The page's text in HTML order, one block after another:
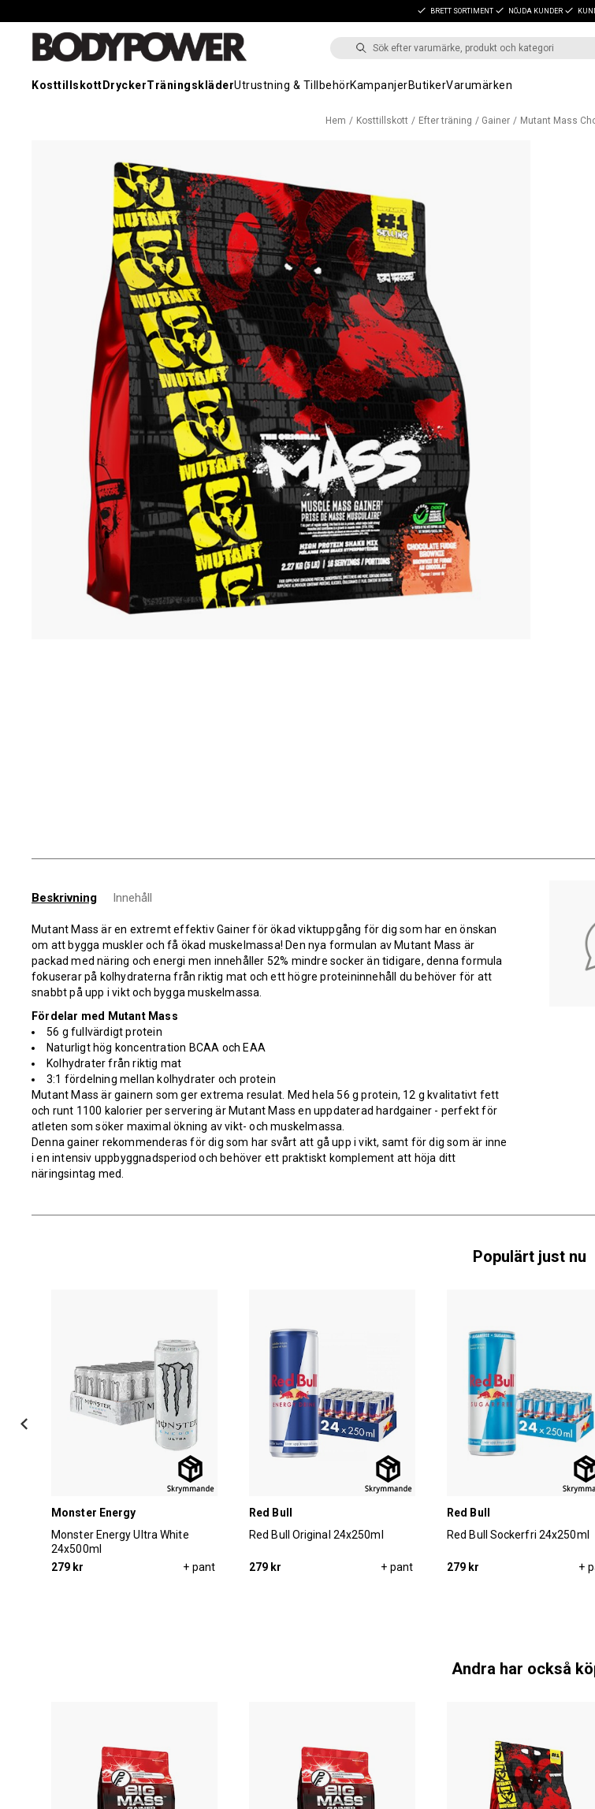
BRETT SORTIMENT NÖJDA KUNDER
KosttillskottDryckerTräningskläderUtrustning & TillbehörKampanjerButikerVarumärken
Hem Kosttillskott Efter träning Gainer Mutant Mass
Beskrivning Innehåll
Mutant Mass är en extremt effektiv Gainer för ökad viktuppgång för dig som har en önskan
om att bygga muskler och få ökad muskelmassa! Den nya formulan av Mutant Mass är
packad med näring och energi men innehåller 52% mindre socker än tidigare, denna formula
fokuserar på kolhydraterna från riktig mat och ett högre proteininnehåll du behöver för att
snabbt på upp i vikt och bygga muskelmassa.
Fördelar med Mutant Mass
56 g fullvärdigt protein
Naturligt hög koncentration BCAA och EAA
Kolhydrater från riktig mat
3:1 fördelning mellan kolhydrater och protein
Mutant Mass är gainern som ger extrema resulat. Med hela 56 g protein, 12 g kvalitativt fett
och runt 1100 kalorier per servering är Mutant Mass en uppdaterad hardgainer - perfekt för
atleten som söker maximal ökning av vikt- och muskelmassa.
Denna gainer rekommenderas för dig som har svårt att gå upp i vikt, samt för dig som är inne
i en intensiv uppbyggnadsperiod och behöver ett praktiskt komplement att höja ditt
näringsintag med.
Populärt just nu
Monster Energy
Monster Energy Ultra White
24x500ml
279 kr
+ pant
Red Bull
Red Bull Original 24x250ml
279 kr + pant
Red Bull
Red Bull Sockerfri 24x250ml
279 kr +
Andra har också